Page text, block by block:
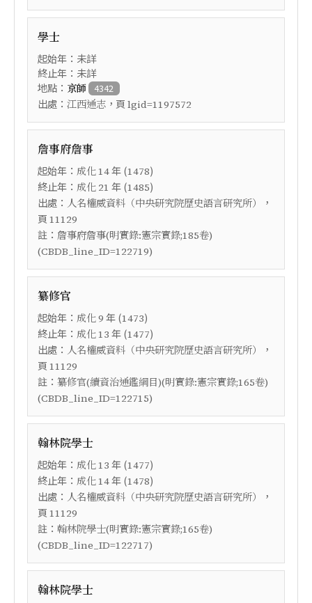
學士
起始年：未詳
終止年：未詳
地點： 京師 4342
出處： 江西通志 ，頁 lgid=1197572
詹事府詹事
起始年： 成化14年 (1478)
終止年： 成化 21 年 (1485)
出處： 人名權威資料（中央研究院歷史語言研究所）
，
頁 11129
註： 詹事府詹事(明實錄:憲宗實錄;185卷)
(CBDB_line_ID=122719)
纂修官
起始年： 成化9 年 (1473)
終止年： 成化13 年 (1477)
出處： 人名權威資料（中央研究院歷史語言研究所）
，
頁 11129
註： 纂修官(續資治通鑑綱目)(明實錄:憲宗實錄;165卷)
(CBDB_line_ID=122715)
翰林院學士
起始年： 成化13 年 (1477)
終止年： 成化14年 (1478)
出處： 人名權威資料（中央研究院歷史語言研究所）
，
頁 11129
註： 翰林院學士(明實錄:憲宗實錄;165卷)
(CBDB_line_ID=122717)
翰林院學士